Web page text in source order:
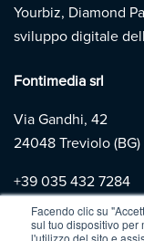
Facendo clic su
sul tuo dispositivo per
l'utilizzo del sito e
Yourbiz, Diamond
sviluppo digitale
Fontimedia srl
Via Gandhi, 42
24048 Treviolo (BG)
+39 035 432 7284